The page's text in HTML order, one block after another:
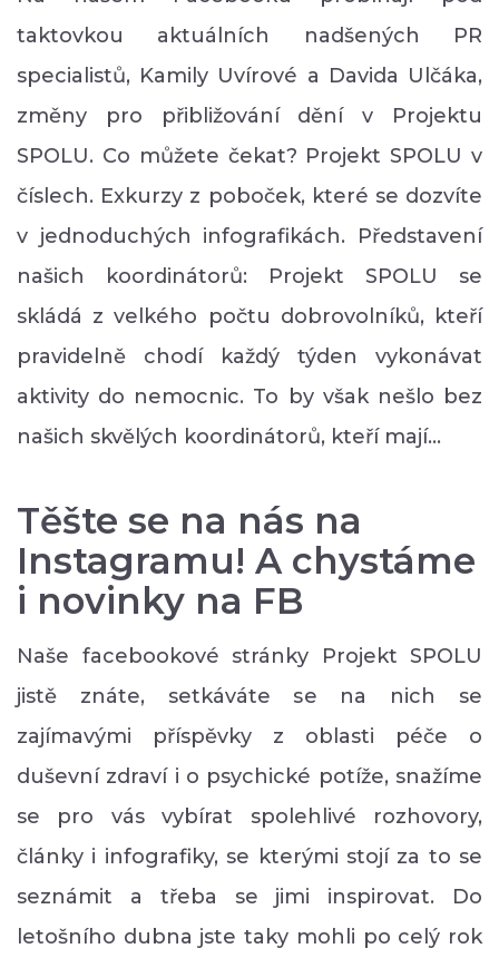
taktovkou aktuálních nadšených PR
specialistů, Kamily Uvírové a Davida Ulčáka,
změny pro přibližování dění v Projektu
SPOLU. Co můžete čekat? Projekt SPOLU v
číslech. Exkurzy z poboček, které se dozvíte
v jednoduchých infografikách. Představení
našich koordinátorů: Projekt SPOLU se
skládá z velkého počtu dobrovolníků, kteří
pravidelně chodí každý týden vykonávat
aktivity do nemocnic. To by však nešlo bez
našich skvělých koordinátorů, kteří mají…
Těšte se na nás na
Instagramu! A chystáme
i novinky na FB
Naše facebookové stránky Projekt SPOLU
jistě znáte, setkáváte se na nich se
zajímavými příspěvky z oblasti péče o
duševní zdraví i o psychické potíže, snažíme
se pro vás vybírat spolehlivé rozhovory,
články i infografiky, se kterými stojí za to se
seznámit a třeba se jimi inspirovat. Do
letošního dubna jste taky mohli po celý rok